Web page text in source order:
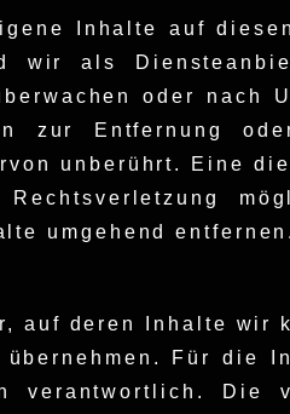
Inhalte auf
wir als
oder nach
zur Entfernung
unberührt. Eine
umgehend entfernen.
auf deren Inhalte wir
Für die
Die